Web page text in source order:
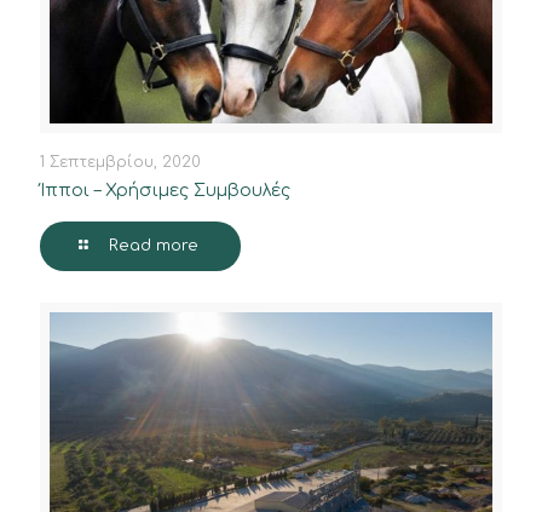
1 Σεπτεμβρίου, 2020
Ίπποι – Χρήσιμες Συμβουλές
Read more